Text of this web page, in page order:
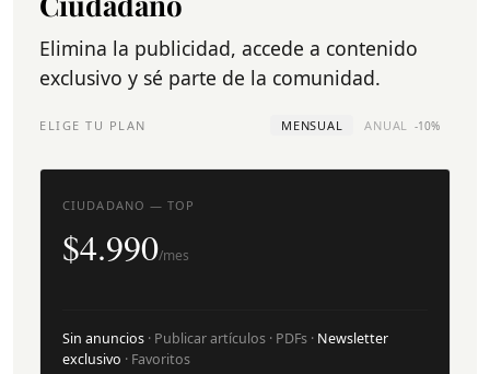
Elimina la publicidad, accede a contenido
exclusivo y sé parte de la comunidad.
ELIGE TU PLAN MENSUAL ANUAL -10%
CIUDADANO — TOP
$4.990/mes
Sin anuncios · Publicar artículos · PDFs · Newsletter
exclusivo · Favoritos